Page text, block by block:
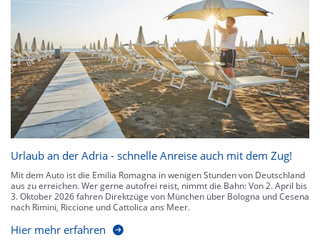
Urlaub an der Adria - schnelle Anreise auch mit dem Zug!
Mit dem Auto ist die Emilia Romagna in wenigen Stunden von Deutschland
aus zu erreichen. Wer gerne autofrei reist, nimmt die Bahn: Von 2. April bis
3. Oktober 2026 fahren Direktzüge von München über Bologna und Cesena
nach Rimini, Riccione und Cattolica ans Meer.
Hier mehr erfahren